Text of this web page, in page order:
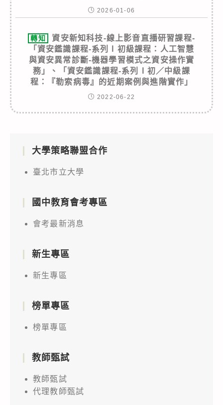
2026-01-06
轉知
資安新知科技-線上影音直播研習課程-
「資安鑑識課程-系列Ⅰ初級課程：人工智慧
與資安異常診斷-機器學習模式之資安操作實
務」、「資安鑑識課程-系列Ⅰ初／中級課
程：『勒索病毒』的近期案例與進階實作」
2022-06-22
大學策略聯盟合作
臺北市立大學
國中教育會考專區
會考最新消息
新生專區
新生專區
榜單專區
榜單專區
教師甄試
教師甄試
代理教師甄試